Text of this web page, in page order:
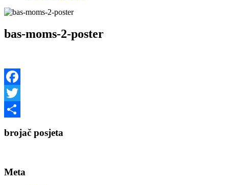
bas-moms-2-poster
Facebook
Twitter
brojač posjeta
Meta